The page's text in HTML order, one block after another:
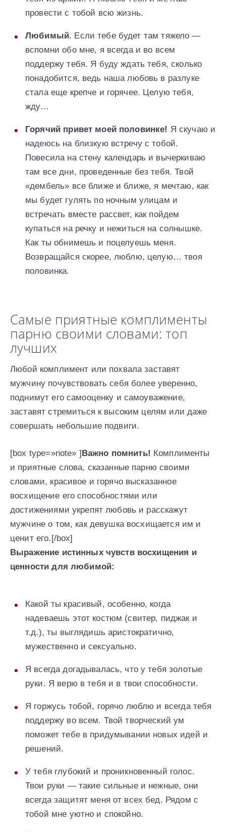
провести с тобой всю жизнь.
Любимый. Если тебе будет там тяжело —
вспомни обо мне, я всегда и во всем
поддержу тебя. Я буду ждать тебя, сколько
понадобится, ведь наша любовь в разлуке
стала еще крепче и горячее. Целую тебя,
жду…
Горячий привет моей половинке! Я скучаю и
надеюсь на близкую встречу с тобой.
Повесила на стену календарь и вычеркиваю
там все дни, проведенные без тебя. Твой
«дембель» все ближе и ближе, я мечтаю, как
мы будет гулять по ночным улицам и
встречать вместе рассвет, как пойдем
купаться на речку и нежиться на солнышке.
Как ты обнимешь и поцелуешь меня.
Возвращайся скорее, люблю, целую… твоя
половинка.
Самые приятные комплименты
парню своими словами: топ
лучших
Любой комплимент или похвала заставят
мужчину почувствовать себя более уверенно,
поднимут его самооценку и самоуважение,
заставят стремиться к высоким целям или даже
совершать небольшие подвиги.
[box type=»note» ]Важно помнить! Комплименты
и приятные слова, сказанные парню своими
словами, красивое и горячо высказанное
восхищение его способностями или
достижениями укрепят любовь и расскажут
мужчине о том, как девушка восхищается им и
ценит его.[/box]
Выражение истинных чувств восхищения и
ценности для любимой:
Какой ты красивый, особенно, когда
надеваешь этот костюм (свитер, пиджак и
т.д.), ты выглядишь аристократично,
мужественно и сексуально.
Я всегда догадывалась, что у тебя золотые
руки. Я верю в тебя и в твои способности.
Я горжусь тобой, горячо люблю и всегда тебя
поддержу во всем. Твой творческий ум
поможет тебе в придумывании новых идей и
решений.
У тебя глубокий и проникновенный голос.
Твои руки — такие сильные и нежные, они
всегда защитят меня от всех бед. Рядом с
тобой мне уютно и спокойно.